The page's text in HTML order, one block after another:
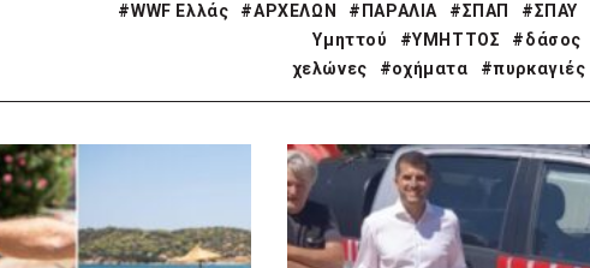
#WWF Ελλάς #ΑΡΧΕΛΩΝ #ΠΑΡΑΛΙΑ #ΣΠΑΠ #ΣΠΑΥ
Υμηττού
#ΥΜΗΤΤΟΣ #δάσος
χελώνες
#οχήματα #πυρκαγιές